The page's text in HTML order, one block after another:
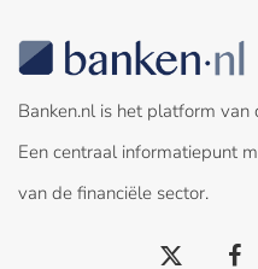
Banken.nl is het platform
Een centraal informatiepunt
van de financiële sector.